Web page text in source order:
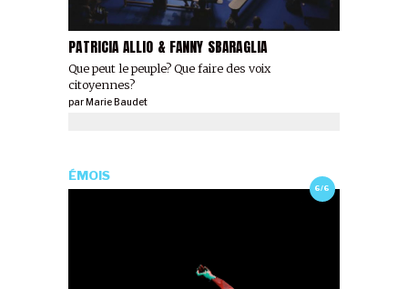
PATRICIA ALLIO & FANNY SBARAGLIA
Que peut le peuple? Que faire des voix
citoyennes?
parMarie Baudet
6/6
ÉMOIS